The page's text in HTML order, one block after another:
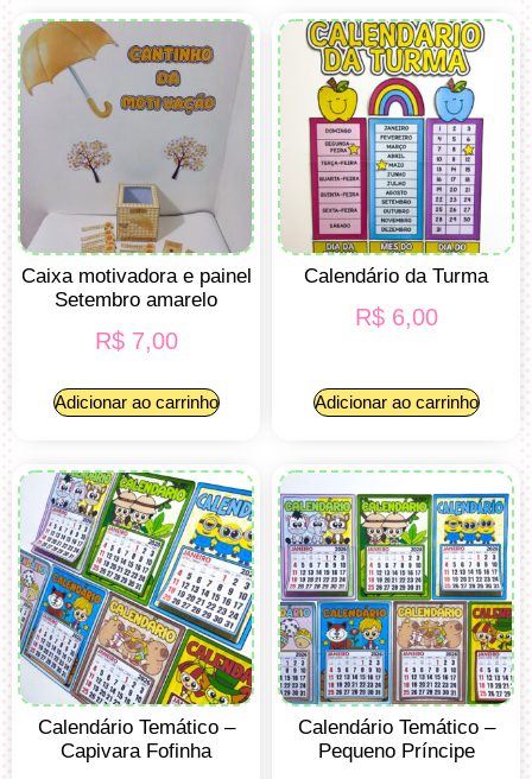
Caixa motivadora e painel
Setembro amarelo
R$7,00
Adicionar ao carrinho
Calendário da Turma
R$6,00
Adicionar ao carrinho
Calendário Temático –
Capivara Fofinha
Calendário Temático –
Pequeno Príncipe